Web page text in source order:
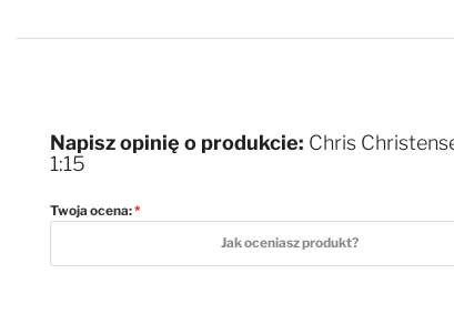
Napisz opinię o produkcie: Chris
1:15
Twoja ocena:
Jak oceniasz produkt?
5 stars